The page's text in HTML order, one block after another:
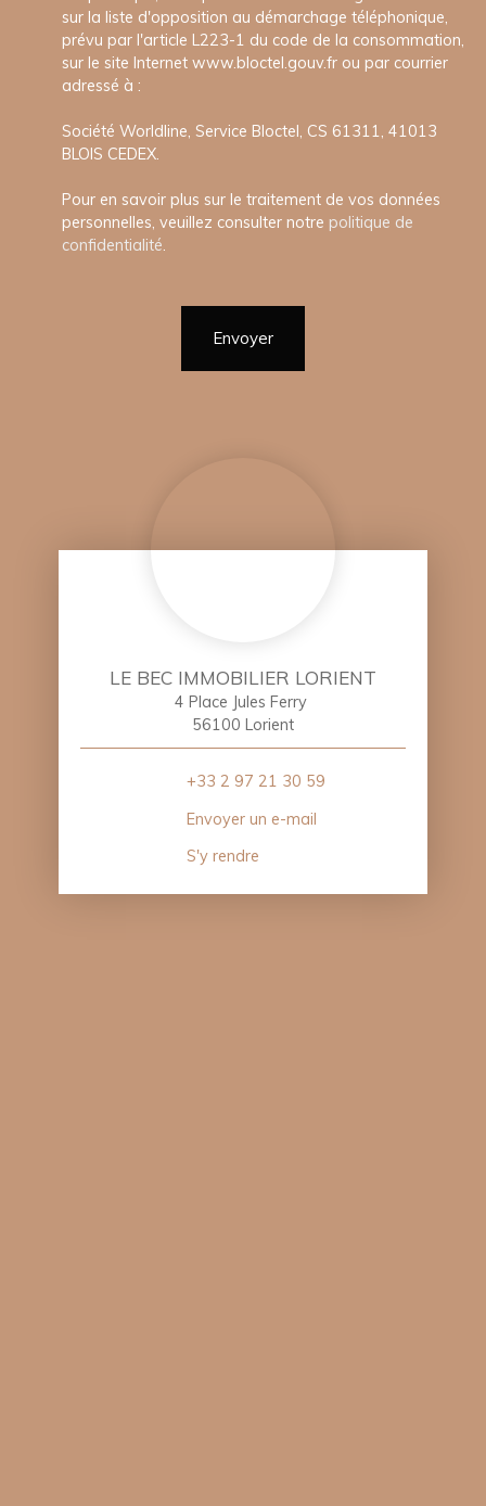
sur la liste d'opposition au démarchage téléphonique,
prévu par l'article L223-1 du code de la consommation,
sur le site Internet www.bloctel.gouv.fr ou par courrier
adressé à :
Société Worldline, Service Bloctel, CS 61311, 41013
BLOIS CEDEX.
Pour en savoir plus sur le traitement de vos données
personnelles, veuillez consulter notre politique de
confidentialité.
Envoyer
LE BEC IMMOBILIER LORIENT
4 Place Jules Ferry
56100 Lorient
+33 2 97 21 30 59
Envoyer un e-mail
S'y rendre